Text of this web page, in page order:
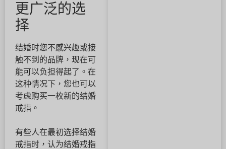
更广泛的选
择
结婚时您不感兴趣或接
触不到的品牌，现在可
能可以负担得起了。在
这种情况下，您也可以
考虑购买一枚新的结婚
戒指。
有些人在最初选择结婚
戒指时，认为结婚戒指